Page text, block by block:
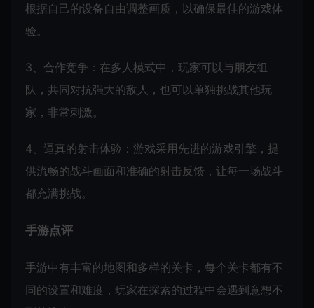
根据自己的设备自由调整画质，以确保最佳的游戏体
验。
3、合作竞争：在多人模式中，玩家可以与朋友组
队，共同对抗强大的敌人，也可以单独挑战其他玩
家，非常刺激。
4、逼真的射击体验：游戏采用先进的游戏引擎，提
供流畅的战斗画面和准确的射击反馈，让每一场战斗
都充满挑战。
手游点评
手游中有丰富的地图和多样的关卡，每个关卡都有不
同的设置和难度，玩家在探索的过程中会遇到意想不